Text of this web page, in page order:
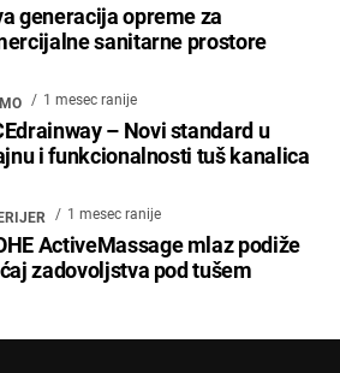
generacija opreme za
sanitarne prostore
1 mesec ranije
– Novi standard u
i funkcionalnosti tuš kanalica
1 mesec ranije
ActiveMassage mlaz podiže
zadovoljstva pod tušem